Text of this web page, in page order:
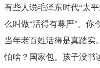
有些人说毛泽东时代“太
么叫做“活得有尊严”。你
当年老百姓活得是真踏实
怕啥？国家包。孩子没书